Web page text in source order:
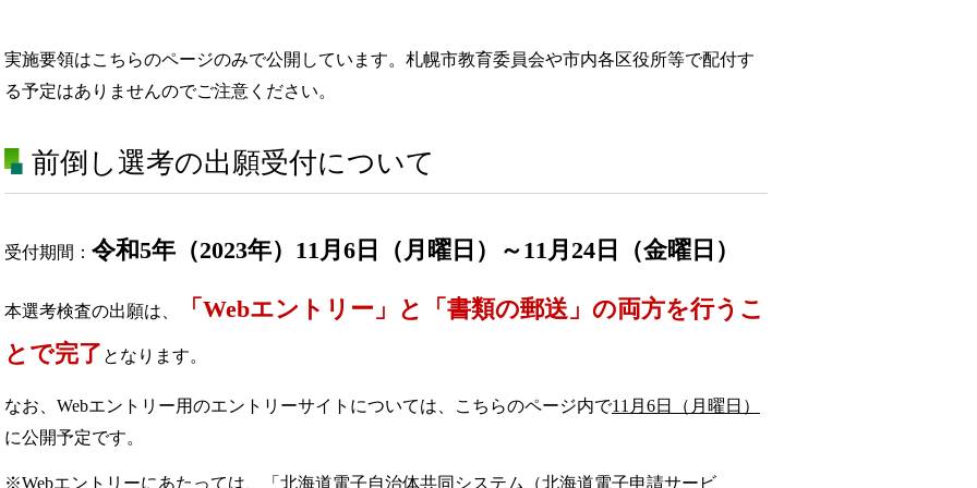
実施要領はこちらのページのみで公開しています。札幌市教育委員会や市内各区役所等で配付す
る予定はありませんのでご注意ください。
前倒し選考の出願受付について
受付期間： 令和5年（2023年）11月6日（月曜日）～11月24日（金曜日）
本選考検査の出願は、
「Webエントリー」と「書類の郵送」の両方を行うこ
とで完了 となります。
なお、Webエントリー用のエントリーサイトについては、こちらのページ内で11月6日（月曜日）
に公開予定です。
※Webエントリーにあたっては、「北海道電子自治体共同システム（北海道電子申請サービ